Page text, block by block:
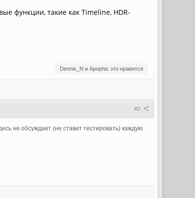
функции, такие как Timeline, HDR-
Dennis_N и Apophis это нравится
#2
не обсуждает (не ставит тестировать) каждую